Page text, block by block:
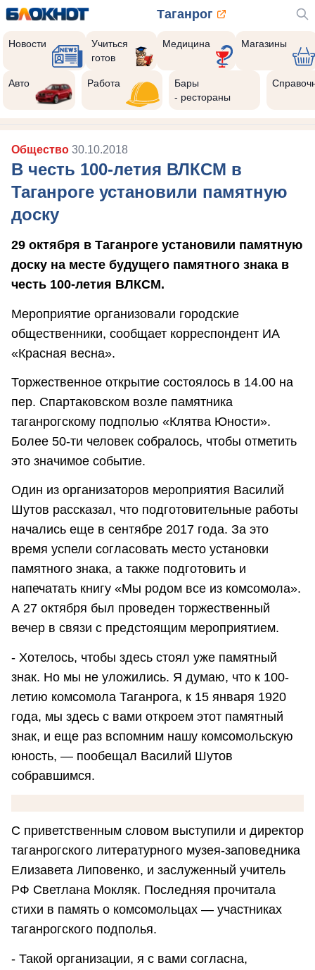
Таганрог
Новости
Учиться
готов
Медицина Магазины
Авто Работа
Бары
- рестораны
Общество 30.10.2018
В честь 100-летия ВЛКСМ в
Таганроге установили памятную
доску
29 октября в Таганроге установили памятную
доску на месте будущего памятного знака в
честь 100-летия ВЛКСМ.
Мероприятие организовали городские
общественники, сообщает корреспондент ИА
«Красная весна».
Торжественное открытие состоялось в 14.00 на
пер. Спартаковском возле памятника
таганрогскому подполью «Клятва Юности».
Более 50-ти человек собралось, чтобы отметить
это значимое событие.
Один из организаторов мероприятия Василий
Шутов рассказал, что подготовительные работы
начались еще в сентябре 2017 года. За это
время успели согласовать место установки
памятного знака, а также подготовить и
напечатать книгу «Мы родом все из комсомола».
А 27 октября был проведен торжественный
вечер в связи с предстоящим мероприятием.
- Хотелось, чтобы здесь стоял уже памятный
знак. Но мы не уложились. Я думаю, что к 100-
летию комсомола Таганрога, к 15 января 1920
года, мы здесь с вами откроем этот памятный
знак, и еще раз вспомним нашу комсомольскую
юность, — пообещал Василий Шутов
собравшимся.
С приветственным словом выступили и директор
таганрогского литературного музея-заповедника
Елизавета Липовенко, и заслуженный учитель
РФ Светлана Мокляк. Последняя прочитала
стихи в память о комсомольцах — участниках
таганрогского подполья.
- Такой организации, я с вами согласна,